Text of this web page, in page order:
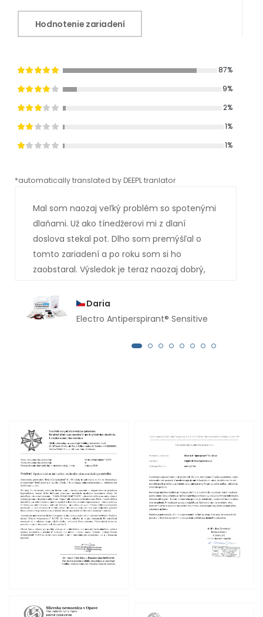
Hodnotenie zariadení
87%
9%
2%
1%
1%
*automatically translated by DEEPL tranlator
Mal som naozaj veľký problém so spotenými
dlaňami. Už ako tínedžerovi mi z dlaní
doslova stekal pot. Dlho som premýšľal o
tomto zariadení a po roku som si ho
zaobstaral. Výsledok je teraz naozaj dobrý,
mesiacov mi z rúk nekvapne ani kvapka
potu.
Daria
Electro Antiperspirant® Sensitive